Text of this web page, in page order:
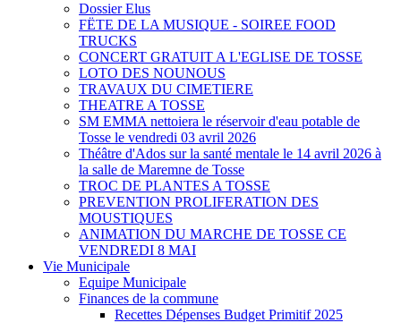
Dossier Elus
FËTE DE LA MUSIQUE - SOIREE FOOD
TRUCKS
CONCERT GRATUIT A L'EGLISE DE TOSSE
LOTO DES NOUNOUS
TRAVAUX DU CIMETIERE
THEATRE A TOSSE
SM EMMA nettoiera le réservoir d'eau potable de
Tosse le vendredi 03 avril 2026
Théâtre d'Ados sur la santé mentale le 14 avril 2026 à
la salle de Maremne de Tosse
TROC DE PLANTES A TOSSE
PREVENTION PROLIFERATION DES
MOUSTIQUES
ANIMATION DU MARCHE DE TOSSE CE
VENDREDI 8 MAI
Vie Municipale
Equipe Municipale
Finances de la commune
Recettes Dépenses Budget Primitif 2025